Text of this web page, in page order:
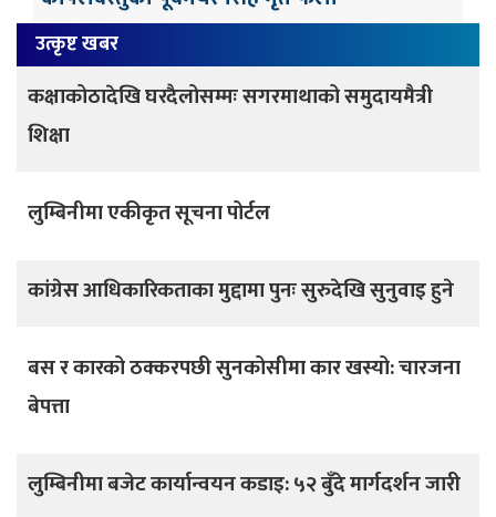
उत्कृष्ट खबर
कक्षाकोठादेखि घरदैलोसम्मः सगरमाथाको समुदायमैत्री
शिक्षा
लुम्बिनीमा एकीकृत सूचना पोर्टल
कांग्रेस आधिकारिकताका मुद्दामा पुनः सुरुदेखि सुनुवाइ हुने
बस र कारको ठक्करपछी सुनकोसीमा कार खस्यो: चारजना
बेपत्ता
लुम्बिनीमा बजेट कार्यान्वयन कडाइ: ५२ बुँदे मार्गदर्शन जारी